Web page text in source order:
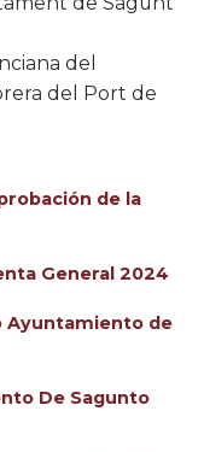
del
del Port de
de la
General 2024
Ayuntamiento de
De Sagunto